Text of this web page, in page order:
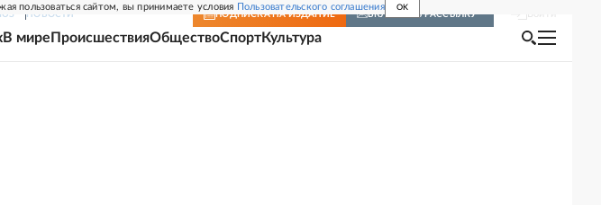
пользоваться сайтом, вы принимаете условия Пользовательского соглашения OK
НОВОСТИ ПОДПИСКА НА ИЗДАНИЕ ВКЛЮЧИТЬ РАССЫЛКУ
В мире ПроисшествияОбществоСпортКультура